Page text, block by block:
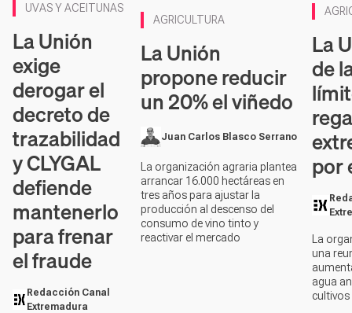
UVAS Y ACEITUNAS
La Unión
exige
derogar el
decreto de
trazabilidad
y CLYGAL
defiende
mantenerlo
para frenar
el fraude
Redacción Canal
Extremadura
AGRICULTURA
La Unión
propone reducir
un 20% el viñedo
Juan Carlos Blasco Serrano
La organización agraria plantea
arrancar 16.000 hectáreas en
tres años para ajustar la
producción al descenso del
consumo de vino tinto y
reactivar el mercado
La
de
por
La
una
agua
cultivos